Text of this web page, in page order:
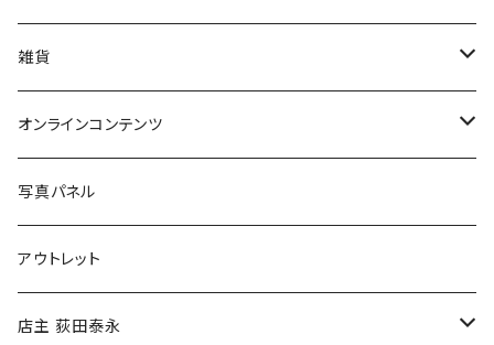
美術
POLEWARDS
Tシャツ
雑貨
バッグ
ブックカバー
マグカップ
傘
オンラインコンテンツ
冒険クロストーク
写真パネル
アウトレット
店主 荻田泰永